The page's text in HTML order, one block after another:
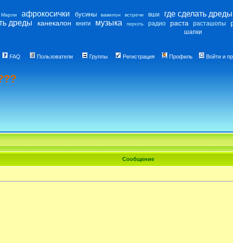
Марли афрокосички бусины вавилон встречи вши где сделать дреды
дреды канекалон книги музыка перхоть радио раста расташопы
шапки
FAQ Пользователи Группы Регистрация Профиль Войти и
Сообщение